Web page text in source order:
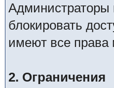
Администраторы
блокировать
имеют все права
2. Ограничения